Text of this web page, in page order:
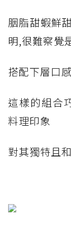
胭脂甜蝦鮮
明,很難察覺
搭配下層口
這樣的組合
料理印象
對其獨特且